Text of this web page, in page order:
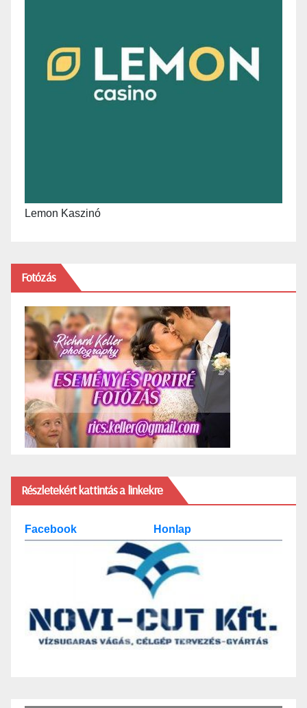
Lemon Kaszinó
Fotózás
Részletekért kattintás a linkekre
Facebook Honlap